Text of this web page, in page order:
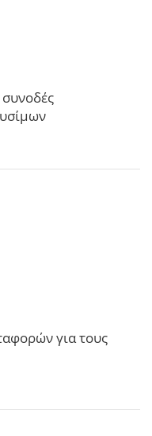
για τους